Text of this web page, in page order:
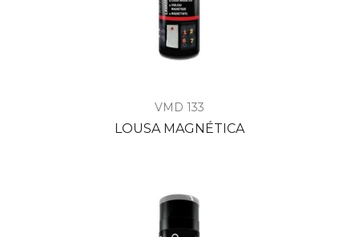
VMD 133
LOUSA MAGNÉTICA